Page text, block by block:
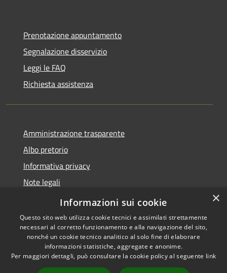
Prenotazione appuntamento
Segnalazione disservizio
Leggi le FAQ
Richiesta assistenza
Amministrazione trasparente
Albo pretorio
Informativa privacy
Note legali
Dichiarazione di accessibilità
Accessibilità
Copyright © 2026 • Comune di
Lacchiarella • Powered by
×
Informazioni sui cookie
Questo sito web utilizza cookie tecnici e assimilati strettamente
necessari al corretto funzionamento e alla navigazione del sito,
nonché un cookie tecnico analitico al solo fine di elaborare
informazioni statistiche, aggregate e anonime.
Per maggiori dettagli, può consultare la cookie policy al seguente link